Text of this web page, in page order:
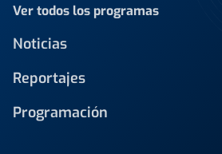
Ver todos los programas
Noticias
Reportajes
Programación